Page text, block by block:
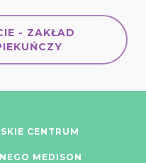
- ZAKŁAD
CENTRUM
MEDISON